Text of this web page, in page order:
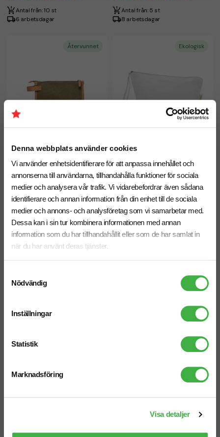
Denna webbplats använder cookies
Vi använder enhetsidentifierare för att anpassa innehållet och
annonserna till användarna, tillhandahålla funktioner för sociala
medier och analysera vår trafik. Vi vidarebefordrar även sådana
identifierare och annan information från din enhet till de sociala
medier och annons- och analysföretag som vi samarbetar med.
Dessa kan i sin tur kombinera informationen med annan
information som du har tillhandahållit eller som de har samlat in
när du har använt deras tjänster.
Nödvändig
Inställningar
Statistik
Marknadsföring
Visa detaljer
Antal från: 10 st
6 arbetsdagar
Antal från: 5 st
8 arbetsdagar
Återvunnet
Necessär VINGA Bosler 3,4 L
fr. 191,25 kr inkl. moms
Antal från: 10 st
8 arbetsdagar
Ekologisk
Necessär Odisha 3 L
fr. 19,25 kr inkl. moms
Antal från: 100 st
6 arbetsdagar
Necessär Puffer 8 L
Necessär Impact AWARE™ Raw
fr. 71,25 kr inkl. moms